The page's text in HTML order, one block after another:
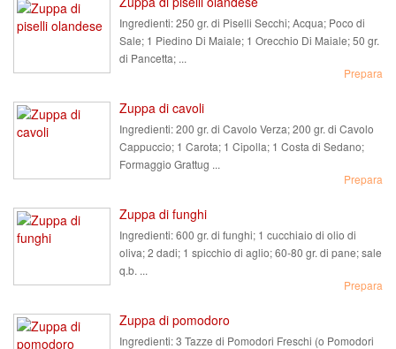
Ingredienti:250 gr. di Piselli Secchi; Acqua; Poco di
Sale; 1 Piedino Di Maiale; 1 Orecchio Di Maiale; 50 gr.
di Pancetta; ...
Prepara
Zuppa di cavoli
Ingredienti:200 gr. di Cavolo Verza; 200 gr. di Cavolo
Cappuccio; 1 Carota; 1 Cipolla; 1 Costa di Sedano;
Formaggio Grattug ...
Prepara
Zuppa di funghi
Ingredienti:600 gr. di funghi; 1 cucchiaio di olio di
oliva; 2 dadi; 1 spicchio di aglio; 60-80 gr. di pane; sale
q.b. ...
Prepara
Zuppa di pomodoro
Ingredienti:3 Tazze di Pomodori Freschi (o Pomodori